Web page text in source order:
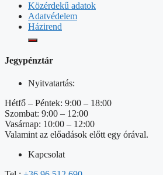
Közérdekű adatok
Adatvédelem
Házirend
Jegypénztár
Nyitvatartás:
Hétfő – Péntek: 9:00 – 18:00
Szombat: 9:00 – 12:00
Vasárnap: 10:00 – 12:00
Valamint az előadások előtt egy órával.
Kapcsolat